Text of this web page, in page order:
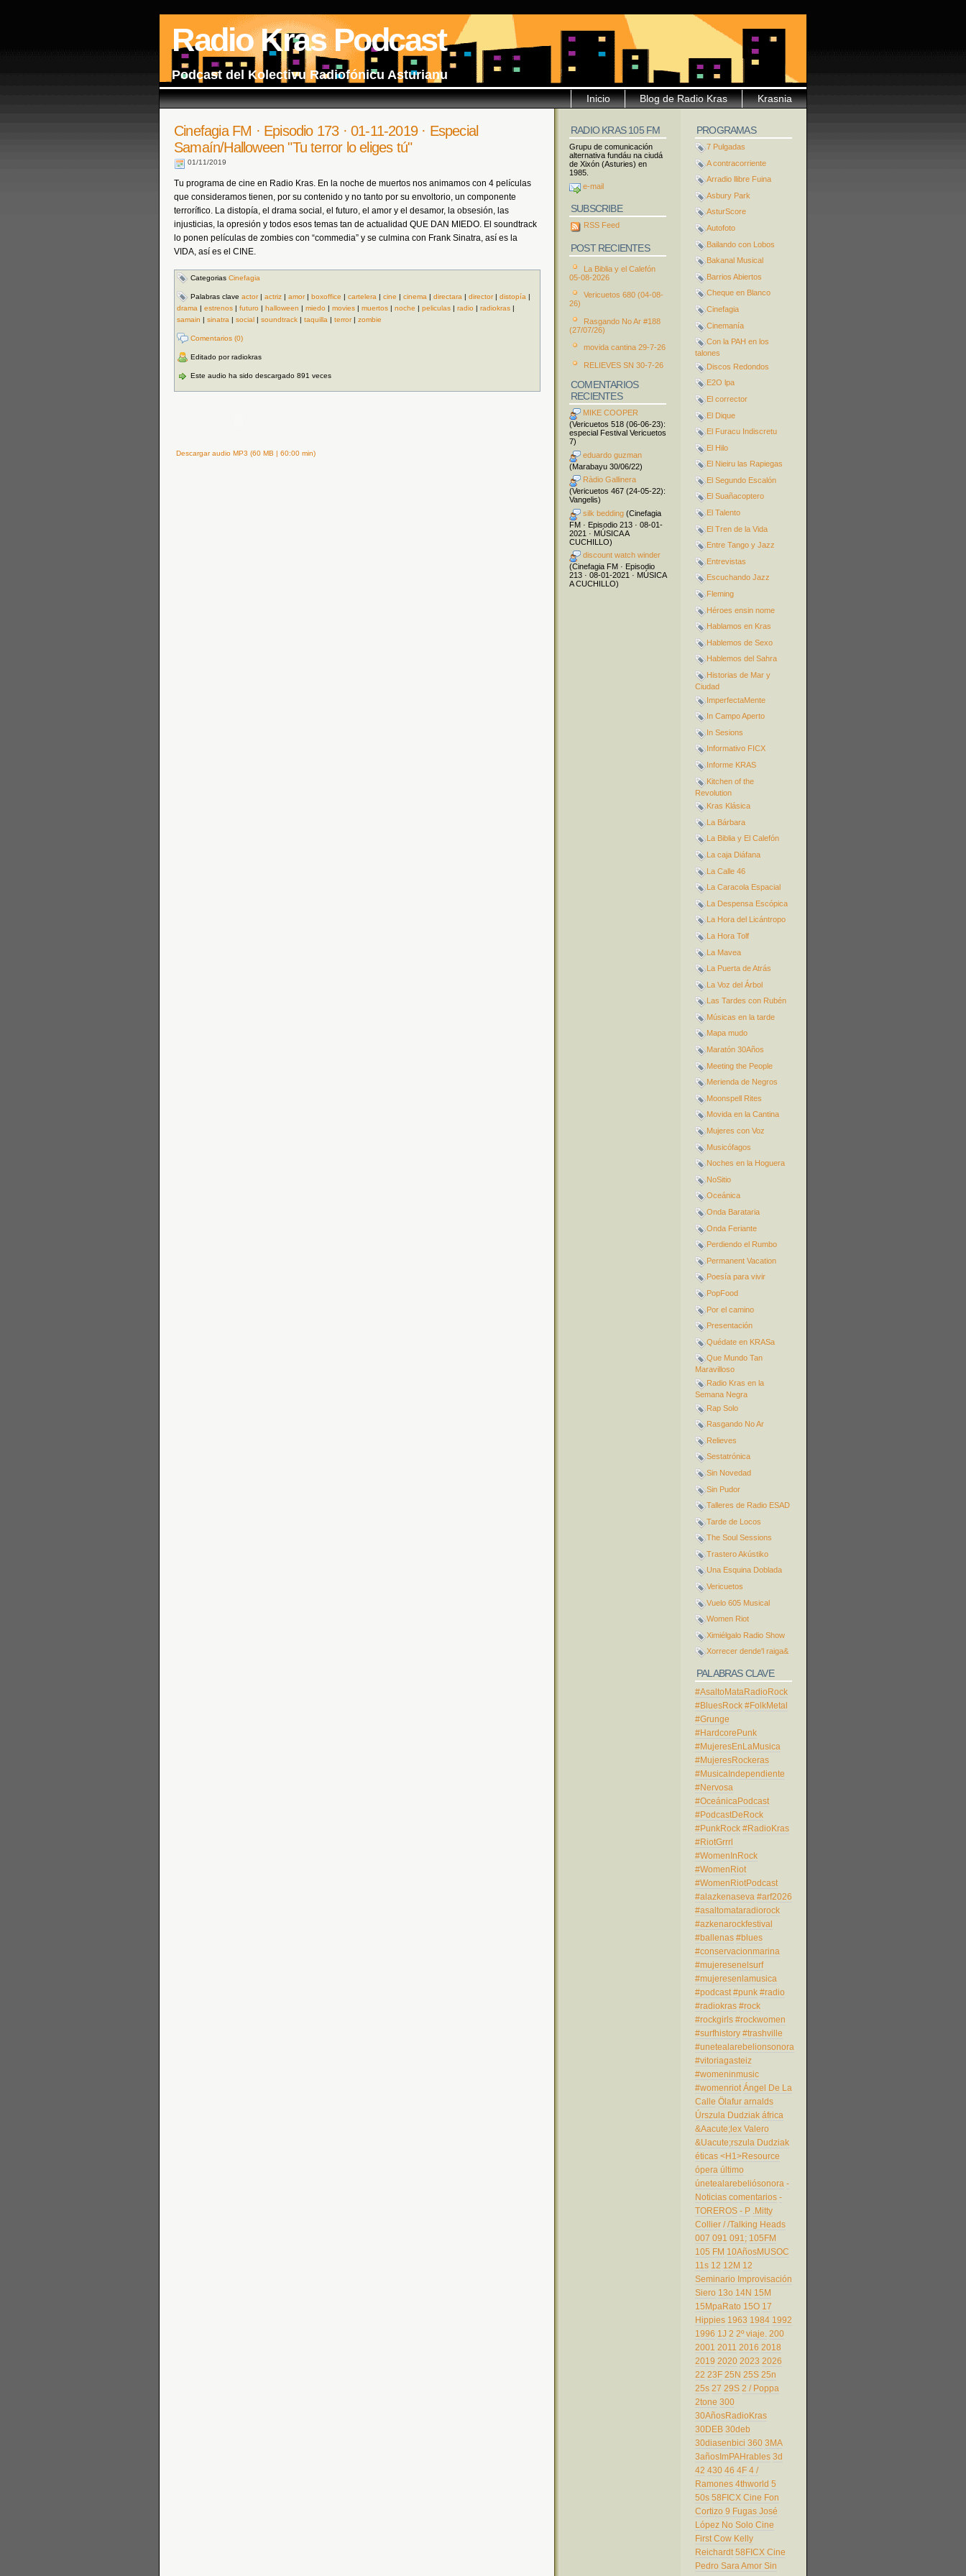
Radio Kras Podcast
Podcast del Kolectivu Radiofónicu Asturianu
Krasnia
Blog de Radio Kras
Inicio
Cinefagia FM · Episodio 173 · 01-11-2019 · Especial
Samaín/Halloween "Tu terror lo eliges tú"
01/11/2019
Tu programa de cine en Radio Kras. En la noche de muertos nos animamos con 4 películas
que consideramos tienen, por su contenido y no tanto por su envoltorio, un componente
terrorífico. La distopía, el drama social, el futuro, el amor y el desamor, la obsesión, las
injusticias, la opresión y todos esos temas tan de actualidad QUE DAN MIEDO. El soundtrack
lo ponen películas de zombies con “commedia” y se culmina con Frank Sinatra, así es la
VIDA, así es el CINE.
Categorias Cinefagia
Palabras clave actor| actriz | amor| boxoffice | cartelera | cine | cinema | directara | director| distopía |
drama | estrenos | futuro | halloween | miedo | movies | muertos | noche | peliculas | radio | radiokras |
samain | sinatra | social | soundtrack | taquilla | terror| zombie
Comentarios (0)
Editado por radiokras
Este audio ha sido descargado 891 veces
Descargar audio MP3 (60 MB | 60:00 min)
PROGRAMAS
7 Pulgadas
A contracorriente
Arradio llibre Fuina
Asbury Park
AsturScore
Autofoto
Bailando con Lobos
Bakanal Musical
Barrios Abiertos
Cheque en Blanco
Cinefagia
Cinemanía
Con la PAH en los
talones
Discos Redondos
E2O lpa
El corrector
El Dique
El Furacu Indiscretu
El Hilo
El Nieiru las Rapiegas
El Segundo Escalón
El Suañacoptero
El Talento
El Tren de la Vida
Entre Tango y Jazz
Entrevistas
Escuchando Jazz
Fleming
Héroes ensin nome
Hablamos en Kras
Hablemos de Sexo
Hablemos del Sahra
Historias de Mar y
Ciudad
ImperfectaMente
In Campo Aperto
In Sesions
Informativo FICX
Informe KRAS
Kitchen of the
Revolution
Kras Klásica
La Bárbara
La Biblia y El Calefón
La caja Diáfana
La Calle 46
La Caracola Espacial
La Despensa Escópica
La Hora del Licántropo
La Hora Tolf
La Mavea
La Puerta de Atrás
La Voz del Árbol
Las Tardes con Rubén
Músicas en la tarde
Mapa mudo
Maratón 30Años
Meeting the People
Merienda de Negros
Moonspell Rites
Movida en la Cantina
Mujeres con Voz
Musicófagos
Noches en la Hoguera
NoSitio
Oceánica
Onda Barataria
Onda Feriante
Perdiendo el Rumbo
Permanent Vacation
Poesía para vivir
PopFood
Por el camino
Presentación
Quédate en KRASa
Que Mundo Tan
Maravilloso
Radio Kras en la
Semana Negra
Rap Solo
Rasgando No Ar
Relieves
Sestatrónica
Sin Novedad
Sin Pudor
Talleres de Radio ESAD
Tarde de Locos
The Soul Sessions
Trastero Akústiko
Una Esquina Doblada
Vericuetos
Vuelo 605 Musical
Women Riot
Ximiélgalo Radio Show
Xorrecer dende'l raiga&
PALABRAS CLAVE
#AsaltoMataRadioRock
#BluesRock #FolkMetal
#Grunge
#HardcorePunk
#MujeresEnLaMusica
#MujeresRockeras
#MusicaIndependiente
#Nervosa
#OceánicaPodcast
#PodcastDeRock
#PunkRock #RadioKras
#RiotGrrrl
#WomenInRock
#WomenRiot
#WomenRiotPodcast
#alazkenaseva #arf2026
#asaltomataradiorock
#azkenarockfestival
#ballenas #blues
#conservacionmarina
#mujeresenelsurf
#mujeresenlamusica
#podcast #punk #radio
#radiokras #rock
#rockgirls #rockwomen
#surfhistory #trashville
#unetealarebelionsonora
#vitoriagasteiz
#womeninmusic
#womenriot Ángel De La
Calle Ölafur arnalds
Úrszula Dudziak áfrica
&Aacute;lex Valero
&Uacute;rszula Dudziak
éticas <H1>Resource
ópera último
únetealarebeliósonora -
Noticias comentarios -
TOREROS - P .Mitty
Collier / /Talking Heads
007 091 091; 105FM
105 FM 10AñosMUSOC
11s 12 12M 12
Seminario Improvisación
Siero 13o 14N 15M
15MpaRato 15O 17
Hippies 1963 1984 1992
1996 1J 2 2º viaje. 200
2001 2011 2016 2018
2019 2020 2023 2026
22 23F 25N 25S 25n
25s 27 29S 2 / Poppa
2tone 300
30AñosRadioKras
30DEB 30deb
30diasenbici 360 3MA
3añosImPAHrables 3d
42 430 46 4F 4 /
Ramones 4thworld 5
50s 58FICX Cine Fon
Cortizo 9 Fugas José
López No Solo Cine
First Cow Kelly
Reichardt 58FICX Cine
Pedro Sara Amor Sin
RADIO KRAS 105 FM
Grupu de comunicación
alternativa fundáu na ciudá
de Xixón (Asturies) en
1985.
e-mail
SUBSCRIBE
RSS Feed
POST RECIENTES
La Biblia y el Calefón
05-08-2026
Vericuetos 680 (04-08-
26)
Rasgando No Ar #188
(27/07/26)
movida cantina 29-7-26
RELIEVES SN 30-7-26
COMENTARIOS
RECIENTES
MIKE COOPER
(Vericuetos 518 (06-06-23):
especial Festival Vericuetos
7)
eduardo guzman
(Marabayu 30/06/22)
Ràdio Gallinera
(Vericuetos 467 (24-05-22):
Vangelis)
silk bedding (Cinefagia
FM · Episodio 213 · 08-01-
2021 · MÚSICA A
CUCHILLO)
discount watch winder
(Cinefagia FM · Episodio
213 · 08-01-2021 · MÚSICA
A CUCHILLO)